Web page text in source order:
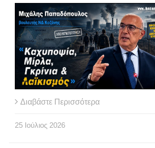
Διαβάστε Περισσότερα
25 Ιούλιος 2026